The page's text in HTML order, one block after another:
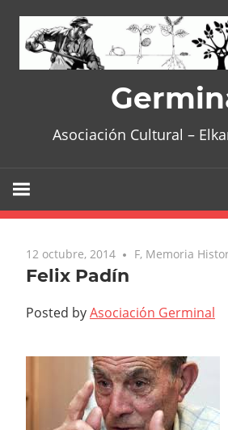
content
Asociación Cultural –
12 octubre, 2014 No comments
F, Memoria
Felix Padín
Posted byAsociación Germinal